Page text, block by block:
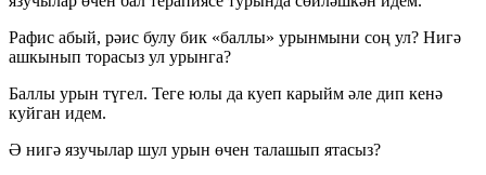
Рафис абый, рәис булу бик «баллы» урынмыни соң ул? Нигә
ашкынып торасыз ул урынга?
Баллы урын түгел. Теге юлы да куеп карыйм әле дип кенә
куйган идем.
Ә нигә язучылар шул урын өчен талашып ятасыз?